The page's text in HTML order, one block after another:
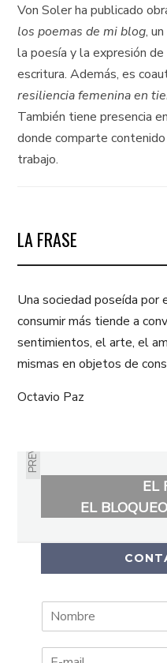
Von Soler ha publicado
los poemas de mi blog,
la poesía y la expresión
escritura. Además, es
resiliencia femenina en
También tiene presencia
donde comparte
trabajo.
LA FRASE
Una sociedad poseída por
consumir más tiende a
sentimientos, el arte, el
mismas en objetos de
Octavio Paz
PREVIOUS
EL
EL
o